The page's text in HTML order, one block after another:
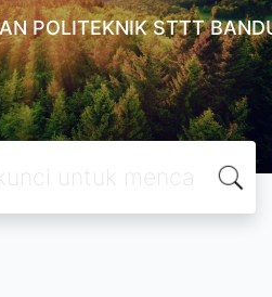
POLITEKNIK STTT